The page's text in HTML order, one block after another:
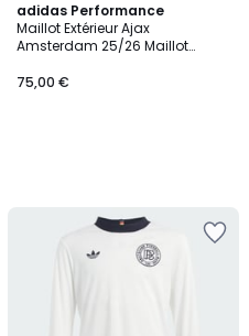
adidas Performance
Maillot Extérieur Ajax
Amsterdam 25/26 Maillot
75,00 €